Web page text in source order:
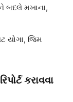
બદલે મખાના,
યોગા, જિમ
કરાવવા